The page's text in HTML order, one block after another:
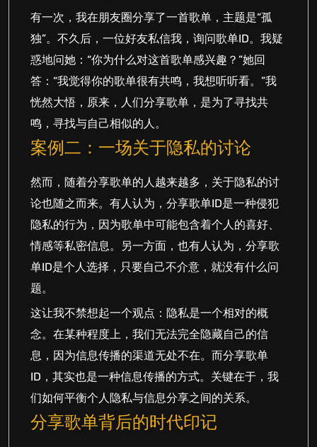
有一次，我在朋友圈分享了一首歌单，主题是“孤
独”。不久后，一位好友私信我，询问歌单ID。我疑
惑地问她：“你为什么对这首歌单感兴趣？”她回
答：“我觉得你的歌单很有共鸣，我想听听看。”我
恍然大悟，原来，人们分享歌单，是为了寻找共
鸣，寻找与自己相似的人。
案例二：一场关于隐私的讨论
然而，随着分享歌单的人越来越多，关于隐私的讨
论也随之而来。有人认为，分享歌单ID是一种侵犯
隐私的行为，因为歌单中可能包含着个人的喜好、
情感等私密信息。另一方面，也有人认为，分享歌
单ID是个人选择，只要自己不介意，就没有什么问
题。
这让我不禁想起一个观点：隐私是一个相对的概
念。在某种程度上，我们无法完全隐藏自己的信
息，因为信息传播的渠道无处不在。而分享歌单
ID，其实也是一种信息传播的方式。关键在于，我
们如何平衡个人隐私与信息分享之间的关系。
分享歌单背后的时代印记